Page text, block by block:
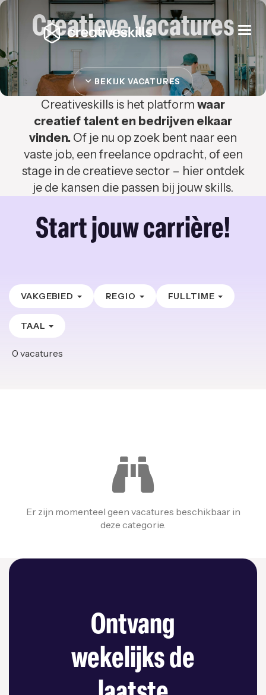
Creatieve Vacatures
BEKIJK VACATURES
Creativeskills is het platform waar
creatief talent en bedrijven elkaar
vinden. Of je nu op zoek bent naar een
vaste job, een freelance opdracht, of een
stage in de creatieve sector – hier ontdek
je de kansen die passen bij jouw skills.
Start jouw carrière!
VAKGEBIED REGIO FULLTIME
TAAL
0 vacatures
Er zijn momenteel geen vacatures beschikbaar in
deze categorie.
Ontvang
wekelijks de